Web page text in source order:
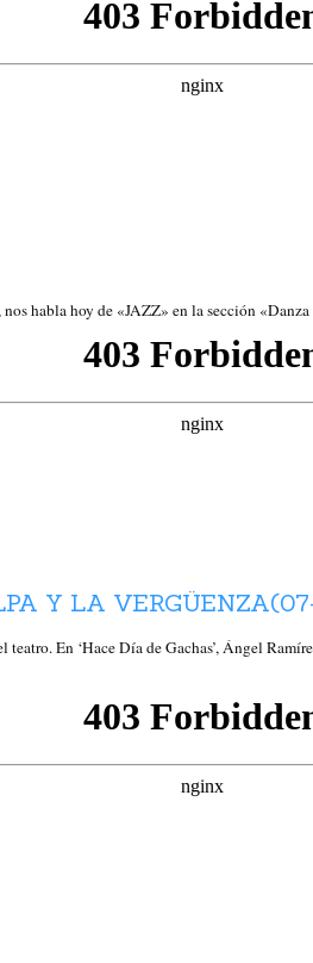
habla hoy de «JAZZ» en la sección
Y LA
En ‘Hace Día de Gachas’, Ángel